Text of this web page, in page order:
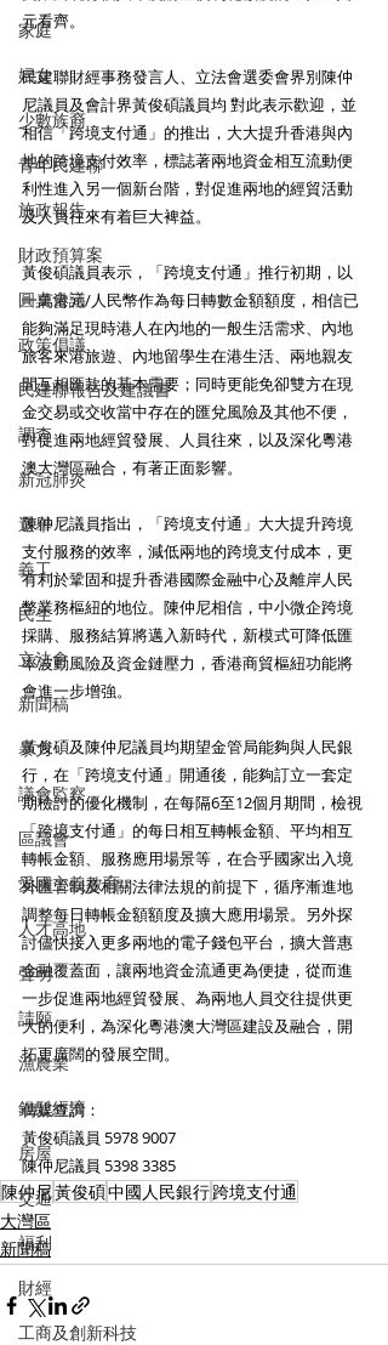
家庭
婦女
少數族裔
青年民建聯
施政報告
財政預算案
圓桌會議
政策倡議
民建聯報告及建議書
調查
新冠肺炎
選舉
義工
民生
立法會
新聞稿
暴力
議會監察
區議會
愛國主義教育
人才高地
聲明
請願
漁農業
銀髮經濟
房屋
交通
福利
財經
工商及創新科技
元看齊。
民建聯財經事務發言人、立法會選委會界別陳仲
尼議員及會計界黃俊碩議員均 對此表示歡迎，並
相信「跨境支付通」的推出，大大提升香港與內
地的跨境支付效率，標誌著兩地資金相互流動便
利性進入另一個新台階，對促進兩地的經貿活動
及人員往來有着巨大裨益。
黃俊碩議員表示，「跨境支付通」推行初期，以
一萬港元/人民幣作為每日轉數金額額度，相信已
能夠滿足現時港人在內地的一般生活需求、內地
旅客來港旅遊、內地留學生在港生活、兩地親友
間互相匯款的基本需要；同時更能免卻雙方在現
金交易或交收當中存在的匯兌風險及其他不便，
對促進兩地經貿發展、人員往來，以及深化粵港
澳大灣區融合，有著正面影響。
陳仲尼議員指出，「跨境支付通」大大提升跨境
支付服務的效率，減低兩地的跨境支付成本，更
有利於鞏固和提升香港國際金融中心及離岸人民
幣業務樞紐的地位。陳仲尼相信，中小微企跨境
採購、服務結算將邁入新時代，新模式可降低匯
率波動風險及資金鏈壓力，香港商貿樞紐功能將
會進一步增強。
黃俊碩及陳仲尼議員均期望金管局能夠與人民銀
行，在「跨境支付通」開通後，能夠訂立一套定
期檢討的優化機制，在每隔6至12個月期間，檢視
「跨境支付通」的每日相互轉帳金額、平均相互
轉帳金額、服務應用場景等，在合乎國家出入境
外匯管制及相關法律法規的前提下，循序漸進地
調整每日轉帳金額額度及擴大應用場景。另外探
討儘快接入更多兩地的電子錢包平台，擴大普惠
金融覆蓋面，讓兩地資金流通更為便捷，從而進
一步促進兩地經貿發展、為兩地人員交往提供更
大的便利，為深化粵港澳大灣區建設及融合，開
拓更廣闊的發展空間。
傳媒查詢：
黃俊碩議員 5978 9007
陳仲尼議員 5398 3385
陳仲尼黃俊碩中國人民銀行跨境支付通
大灣區
新聞稿